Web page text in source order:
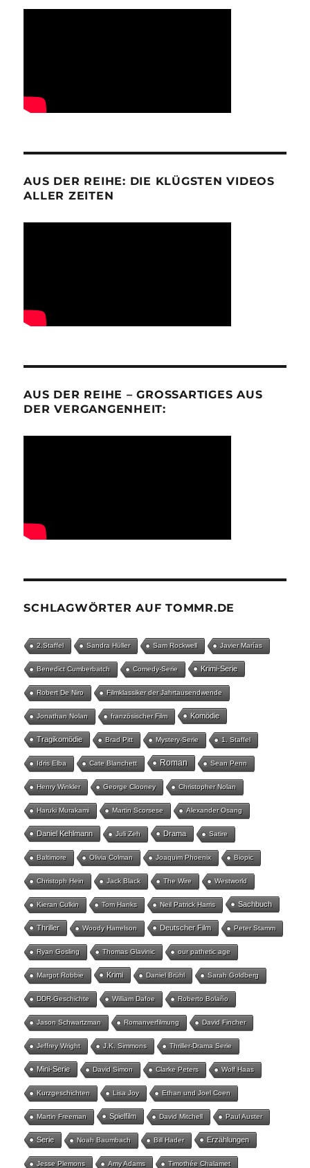
AUS DER REIHE: DIE KLÜGSTEN VIDEOS
ALLER ZEITEN
AUS DER REIHE – GROSSARTIGES AUS D
ER VERGANGENHEIT:
SCHLAGWÖRTER AUF TOMMR.DE
2.Staffel Sandra Hüller Sam Rockwell Javier Marías
Benedict Cumberbatch Comedy-Serie Krimi-Serie
Robert De Niro Filmklassiker der Jahrtausendwende
Jonathan Nolan französischer Film Komödie
Tragikomödie Brad Pitt Mystery-Serie 1. Staffel
Idris Elba Cate Blanchett Roman Sean Penn
Henry Winkler George Clooney Christopher Nolan
Haruki Murakami Martin Scorsese Alexander Osang
Daniel Kehlmann Juli Zeh Drama Satire
Baltimore Olivia Colman Joaquim Phoenix Biopic
Christoph Hein Jack Black The Wire Westworld
Kieran Culkin Tom Hanks Neil Patrick Harris Sachbuch
Thriller Woody Harrelson Deutscher Film Peter Stamm
Ryan Gosling Thomas Glavinic our pathetic age
Margot Robbie Krimi Daniel Brühl Sarah Goldberg
DDR-Geschichte William Dafoe Roberto Bolaño
Jason Schwartzman Romanverfilmung David Fincher
Jeffrey Wright J.K. Simmons Thriller-Drama Serie
Mini-Serie David Simon Clarke Peters Wolf Haas
Kurzgeschichten Lisa Joy Ethan und Joel Coen
Martin Freeman Spielfilm David Mitchell Paul Auster
Serie Noah Baumbach Bill Hader Erzählungen
Jesse Plemons Amy Adams Timothée Chalamet